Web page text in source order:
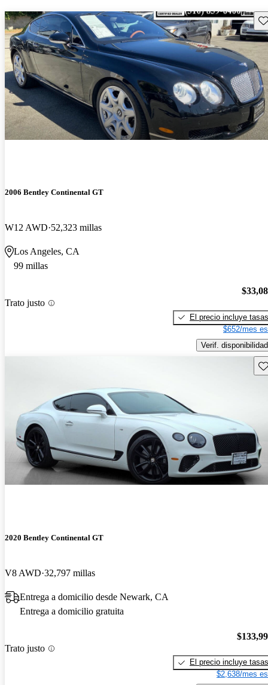
2006 Bentley Continental GT
W12 AWD 52,323 millas
Los Angeles, CA
99 millas
Trato justo
El precio incluye tasas
$652/mes
Verif. disponibilidad
2020 Bentley Continental GT
V8 AWD 32,797 millas
Entrega a domicilio desde Newark, CA
Entrega a domicilio gratuita
Trato justo
El precio incluye tasas
$2,638/mes